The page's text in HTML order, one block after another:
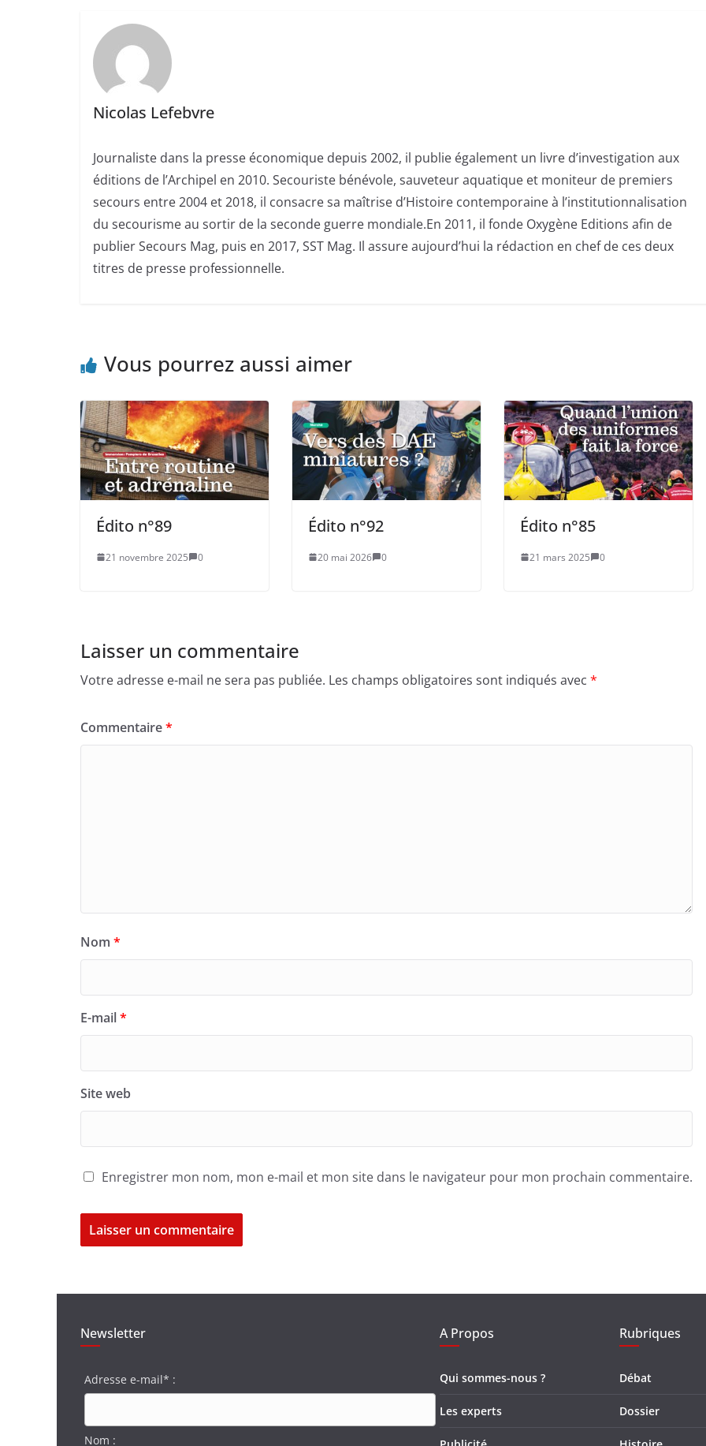
Nicolas Lefebvre
Journaliste dans la presse économique depuis 2002, il publie également un livre d’investigation aux
éditions de l’Archipel en 2010. Secouriste bénévole, sauveteur aquatique et moniteur de premiers
secours entre 2004 et 2018, il consacre sa maîtrise d’Histoire contemporaine à l’institutionnalisation
du secourisme au sortir de la seconde guerre mondiale.En 2011, il fonde Oxygène Editions afin de
publier Secours Mag, puis en 2017, SST Mag. Il assure aujourd’hui la rédaction en chef de ces deux
titres de presse professionnelle.
Vous pourrez aussi aimer
Édito n°89
21 novembre 2025 0
Édito n°92
20 mai 2026 0
Édito n°85
21 mars 2025 0
Laisser un commentaire
Votre adresse e-mail ne sera pas publiée. Les champs obligatoires sont indiqués avec *
Commentaire*
Nom *
E-mail*
Site web
Enregistrer mon nom, mon e-mail et mon site dans le navigateur pour mon prochain commentaire.
Newsletter
Adresse e-mail* :
Nom :
A Propos
Qui sommes-nous ?
Les experts
Rubriques
Débat
Dossier